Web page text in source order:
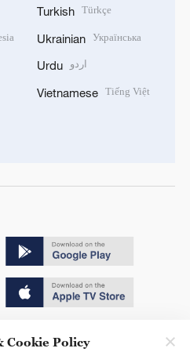
Turkish Türkçe
Ukrainian Українська
Urdu اردو
Vietnamese Tiếng Việt
Cookie Policy